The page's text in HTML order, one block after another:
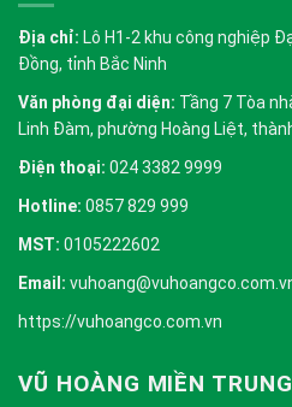
Địa chỉ: Lô H1-2 khu công nghiệp
Đồng, tỉnh Bắc Ninh
Văn phòng đại diện: Tầng 7 Tòa
Linh Đàm, phường Hoàng Liệt,
Điện thoại: 024 3382 9999
Hotline: 0857 829 999
MST: 0105222602
Email:
https://vuhoangco.com.vn
VŨ HOÀNG MIỀN TRUNG